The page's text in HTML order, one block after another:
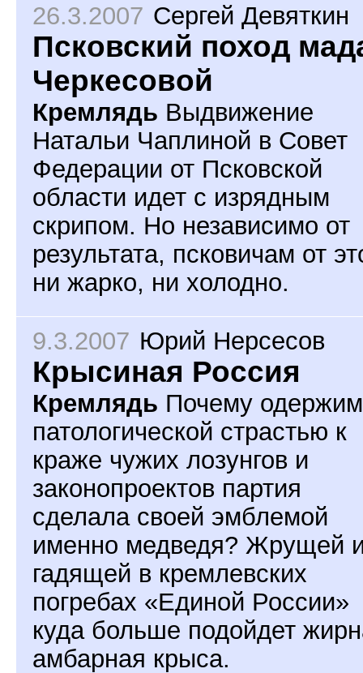
26.3.2007 Сергей Девяткин
Псковский поход
Черкесовой
Кремлядь Выдвижение
Натальи Чаплиной в Совет
Федерации от Псковской
области идет с изрядным
скрипом. Но независимо от
результата, псковичам от
ни жарко, ни холодно.
9.3.2007 Юрий Нерсесов
Крысиная Россия
Кремлядь Почему
патологической страстью к
краже чужих лозунгов и
законопроектов партия
сделала своей эмблемой
именно медведя? Жрущей
гадящей в кремлевских
погребах «Единой России»
куда больше подойдет
амбарная крыса.